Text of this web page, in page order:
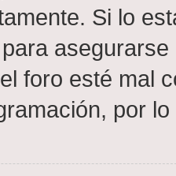
Si lo
foro esté mal
por